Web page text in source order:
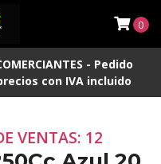
- Pedido
con IVA incluido
0
VENTAS: 12